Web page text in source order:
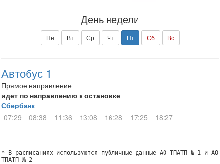
День недели
Пн Вт Ср Чт Пт Сб Вс
Автобус 1
Прямое направление
идет по направлению к остановке
Сбербанк
07:29
08:38 11:36 13:08 16:28 17:25 18:27
* В расписаниях используются публичные данные АО ТПАТП № 1 и АО
ТПАТП № 2